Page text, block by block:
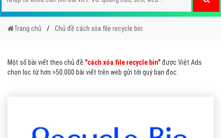
Trang chủ Chủ đề cách xóa file recycle bin
Một số bài viết theo chủ đề "cách xóa file recycle bin"được Việt Ads
chọn lọc từ hơn >50.000 bài viết trên web gửi tới quý bạn đọc.